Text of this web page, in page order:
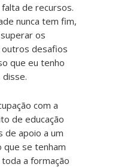
falta de recursos.
nunca tem fim,
os
outros desafios
que eu tenho
com a
de educação
de apoio a um
que se tenham
a formação